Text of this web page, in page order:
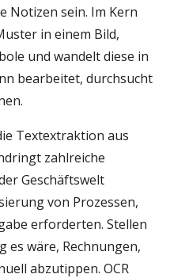
Notizen sein. Im Kern
in einem Bild,
und wandelt diese in
bearbeitet, durchsucht
Textextraktion aus
zahlreiche
Geschäftswelt
von Prozessen,
erforderten. Stellen
es wäre, Rechnungen,
abzutippen. OCR